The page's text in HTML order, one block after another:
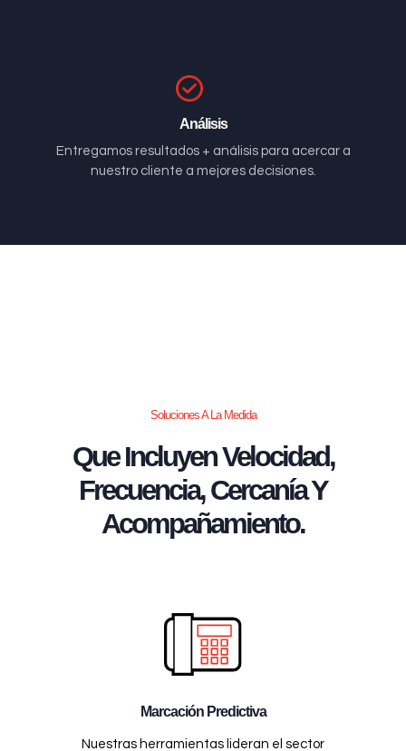
Análisis
Entregamos resultados + análisis para acercar a
nuestro cliente a mejores decisiones.
Soluciones A La Medida
Que Incluyen Velocidad,
Frecuencia, Cercanía Y
Acompañamiento.
Marcación Predictiva
Nuestras herramientas lideran el sector